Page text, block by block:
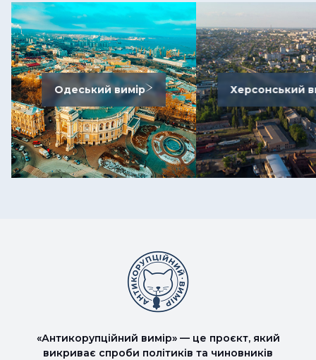
Одеський вимір Херсонський
«Антикорупційний вимір» — це проєкт, який
викриває спроби політиків та чиновників